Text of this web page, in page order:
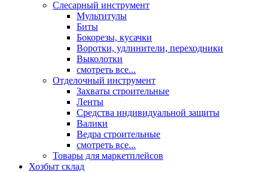
Слесарный инструмент
Мультитулы
Биты
Бокорезы, кусачки
Воротки, удлинители, переходники
Выколотки
смотреть все...
Отделочный инструмент
Захваты строительные
Ленты
Средства индивидуальной защиты
Валики
Ведра строительные
смотреть все...
Товары для маркетплейсов
Хозбыт склад